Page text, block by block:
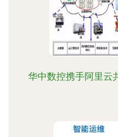
华中数控携手阿里云